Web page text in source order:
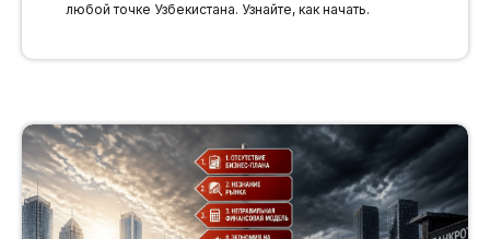
любой точке Узбекистана. Узнайте, как начать.